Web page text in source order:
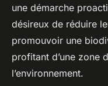
une démarche
désireux de réduire
promouvoir une
profitant d’une zone
l’environnement.